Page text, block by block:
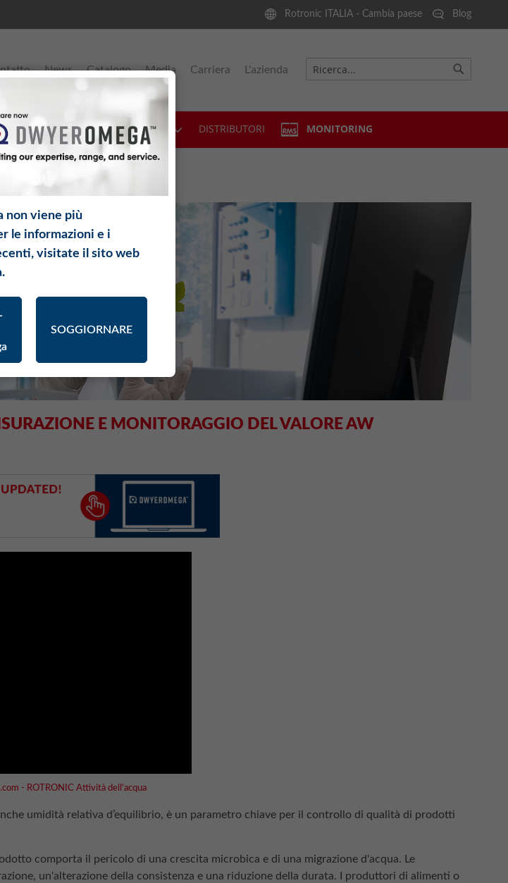
Rotronic ITALIA - Cambia paese Blog
News Catalogo Media Carriera L'azienda
TEORIA DOWNLOADS DISTRIBUTORI MONITORING
E MONITORAGGIO DEL VALORE AW
- ROTRONIC Attività dell'acqua
umidità relativa d’equilibrio, è un parametro chiave per il controllo di qualità di prodotti
comporta il pericolo di una crescita microbica e di una migrazione d'acqua. Le
un'alterazione della consistenza e una riduzione della durata. I produttori di alimenti o
non viene più
le informazioni e i
visitate il sito web
SOGGIORNARE